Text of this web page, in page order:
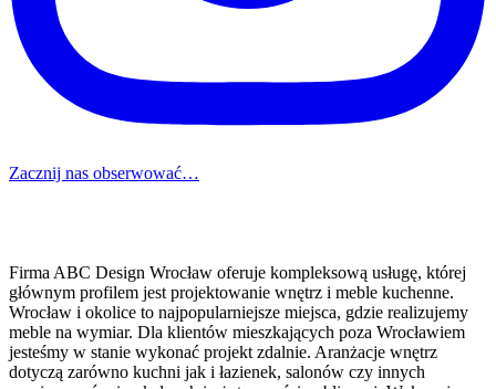
Zacznij nas obserwować…
Firma ABC Design Wrocław oferuje kompleksową usługę, której
głównym profilem jest projektowanie wnętrz i meble kuchenne.
Wrocław i okolice to najpopularniejsze miejsca, gdzie realizujemy
meble na wymiar. Dla klientów mieszkających poza Wrocławiem
jesteśmy w stanie wykonać projekt zdalnie. Aranżacje wnętrz
dotyczą zarówno kuchni jak i łazienek, salonów czy innych